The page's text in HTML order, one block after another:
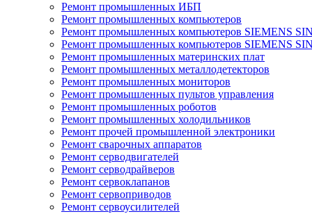
Ремонт промышленных ИБП
Ремонт промышленных компьютеров
Ремонт промышленных компьютеров SIEMENS
Ремонт промышленных компьютеров SIEMENS
Ремонт промышленных материнских плат
Ремонт промышленных металлодетекторов
Ремонт промышленных мониторов
Ремонт промышленных пультов управления
Ремонт промышленных роботов
Ремонт промышленных холодильников
Ремонт прочей промышленной электроники
Ремонт сварочных аппаратов
Ремонт серводвигателей
Ремонт серводрайверов
Ремонт сервоклапанов
Ремонт сервоприводов
Ремонт сервоусилителей